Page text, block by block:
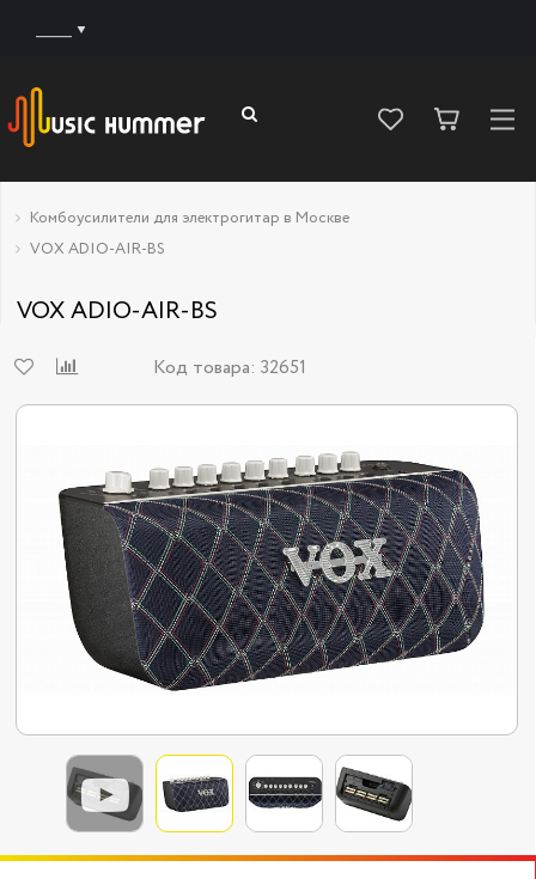
Комбоусилители для электрогитар в Москве
VOX ADIO-AIR-BS
VOX ADIO-AIR-BS
Код товара: 32651